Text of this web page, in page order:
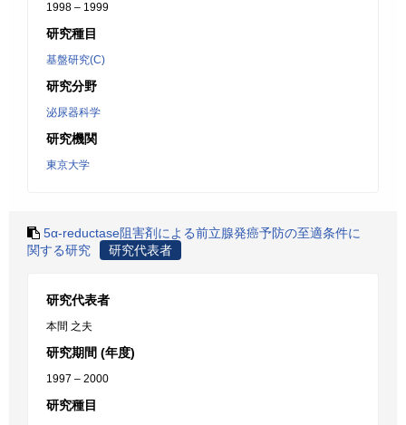
1998 – 1999
研究種目
基盤研究(C)
研究分野
泌尿器科学
研究機関
東京大学
5α-reductase阻害剤による前立腺発癌予防の至適条件に
関する研究
研究代表者
研究代表者
本間 之夫
研究期間 (年度)
1997 – 2000
研究種目